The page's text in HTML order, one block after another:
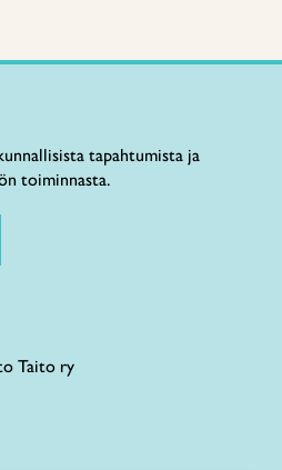
tapahtumista ja
toiminnasta.
Taito ry